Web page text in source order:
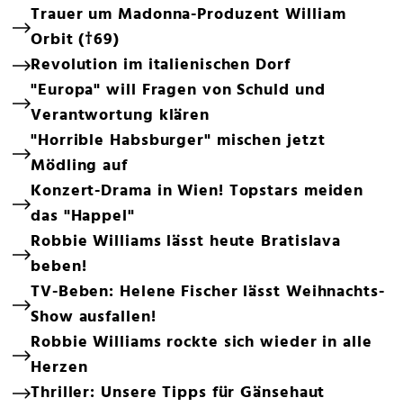
Trauer um Madonna-Produzent William
Orbit (†69)
Revolution im italienischen Dorf
"Europa" will Fragen von Schuld und
Verantwortung klären
"Horrible Habsburger" mischen jetzt
Mödling auf
Konzert-Drama in Wien! Topstars meiden
das "Happel"
Robbie Williams lässt heute Bratislava
beben!
TV-Beben: Helene Fischer lässt Weihnachts-
Show ausfallen!
Robbie Williams rockte sich wieder in alle
Herzen
Thriller: Unsere Tipps für Gänsehaut